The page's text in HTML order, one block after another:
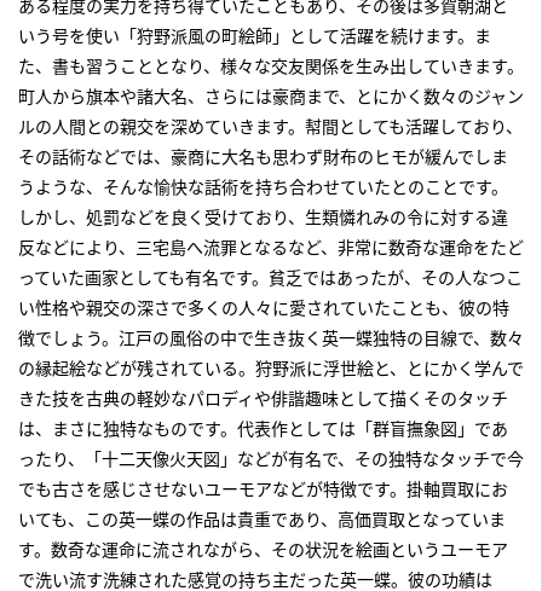
ある程度の実力を持ち得ていたこともあり、その後は多賀朝湖と
いう号を使い「狩野派風の町絵師」として活躍を続けます。ま
た、書も習うこととなり、様々な交友関係を生み出していきます。
町人から旗本や諸大名、さらには豪商まで、とにかく数々のジャン
ルの人間との親交を深めていきます。幇間としても活躍しており、
その話術などでは、豪商に大名も思わず財布のヒモが緩んでしま
うような、そんな愉快な話術を持ち合わせていたとのことです。
しかし、処罰などを良く受けており、生類憐れみの令に対する違
反などにより、三宅島へ流罪となるなど、非常に数奇な運命をたど
っていた画家としても有名です。貧乏ではあったが、その人なつこ
い性格や親交の深さで多くの人々に愛されていたことも、彼の特
徴でしょう。江戸の風俗の中で生き抜く英一蝶独特の目線で、数々
の縁起絵などが残されている。狩野派に浮世絵と、とにかく学んで
きた技を古典の軽妙なパロディや俳諧趣味として描くそのタッチ
は、まさに独特なものです。代表作としては「群盲撫象図」であ
ったり、「十二天像火天図」などが有名で、その独特なタッチで今
でも古さを感じさせないユーモアなどが特徴です。掛軸買取にお
いても、この英一蝶の作品は貴重であり、高価買取となっていま
す。数奇な運命に流されながら、その状況を絵画というユーモア
で洗い流す洗練された感覚の持ち主だった英一蝶。彼の功績は